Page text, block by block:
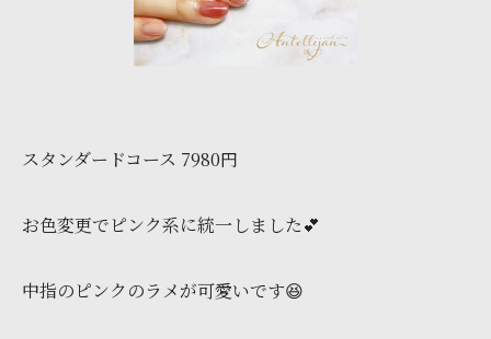
スタンダードコース 7980円
お色変更でピンク系に統一しました︎💕︎
中指のピンクのラメが可愛いです😆